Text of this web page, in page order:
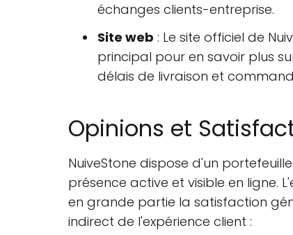
échanges clients-entreprise.
Site web : Le site officiel de
principal pour en savoir plus
délais de livraison et
Opinions et
NuiveStone dispose d'un
présence active et visible en ligne.
en grande partie la satisfaction
indirect de l'expérience client :